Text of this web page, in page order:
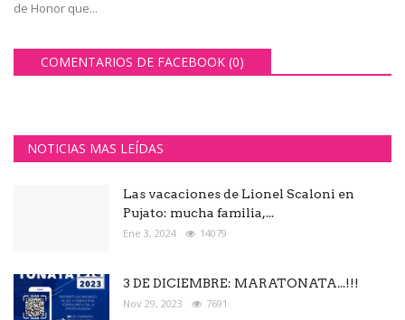
de Honor que...
COMENTARIOS DE FACEBOOK (0)
NOTICIAS MAS LEÍDAS
Las vacaciones de Lionel Scaloni en
Pujato: mucha familia,...
Ene 3, 2024 14079
3 DE DICIEMBRE: MARATONATA...!!!
Nov 29, 2023 7691